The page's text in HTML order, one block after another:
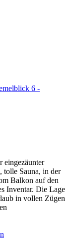
6 -
eingezäunter
tolle Sauna, in der
Balkon auf den
Inventar. Die Lage
in vollen Zügen